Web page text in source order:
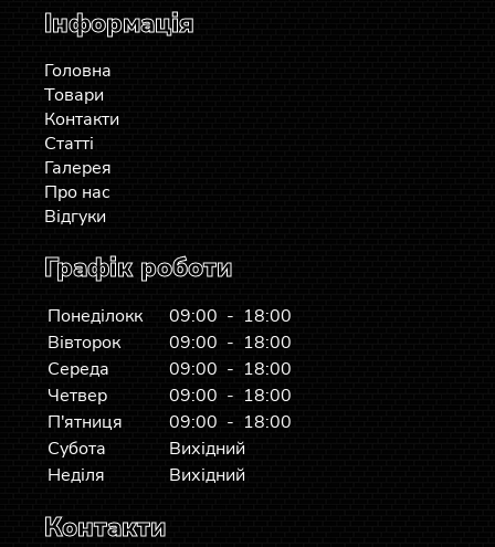
Інформація
Головна
Товари
Контакти
Статті
Галерея
Про нас
Відгуки
Графік роботи
Понеділокк
09:00 - 18:00
Вівторок
09:00 - 18:00
Середа
09:00 - 18:00
Четвер
09:00 - 18:00
П'ятниця
09:00 - 18:00
Субота
Вихідний
Неділя
Вихідний
Контакти